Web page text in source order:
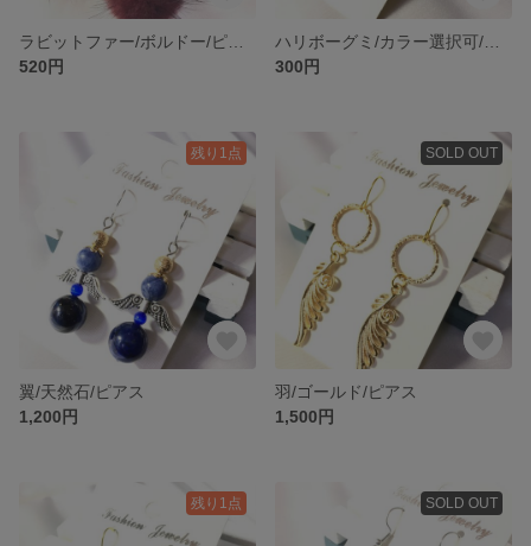
520円
300円
残り1点
翼/天然石/ピアス
1,200円
SOLD OUT
羽/ゴールド/ピアス
1,500円
残り1点 SOLD OUT